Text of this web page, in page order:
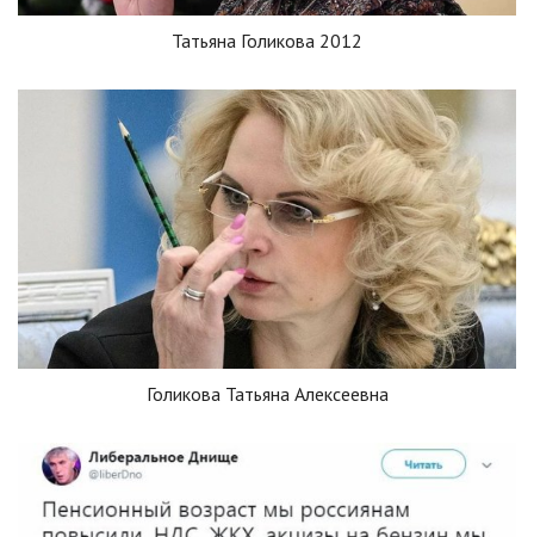
Татьяна Голикова 2012
Голикова Татьяна Алексеевна